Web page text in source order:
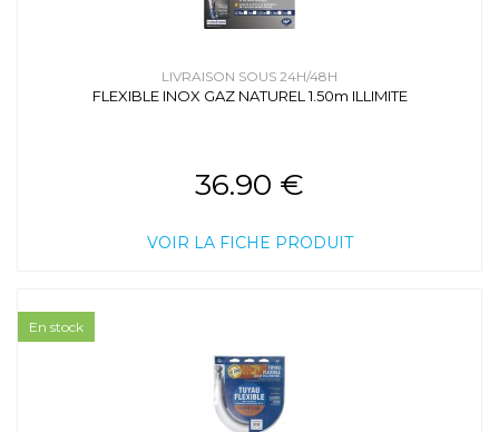
LIVRAISON SOUS 24H/48H
FLEXIBLE INOX GAZ NATUREL 1.50m ILLIMITE
36.90 €
VOIR LA FICHE PRODUIT
En stock